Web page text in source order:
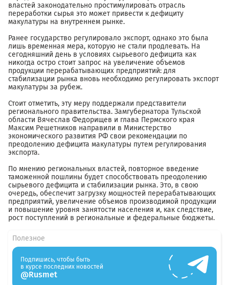
властей законодательно простимулировать отрасль
переработки сырья это может привести к дефициту
макулатуры на внутреннем рынке.
Ранее государство регулировало экспорт, однако это была
лишь временная мера, которую не стали продлевать. На
сегодняшний день в условиях сырьевого дефицита как
никогда остро стоит запрос на увеличение объемов
продукции перерабатывающих предприятий: для
стабилизации рынка вновь необходимо регулировать экспорт
макулатуры за рубеж.
Стоит отметить, эту меру поддержали представители
регионального правительства. Замгубернатора Тульской
области Вячеслав Федорищев и глава Пермского края
Максим Решетников направили в Министерство
экономического развития РФ свои рекомендации по
преодолению дефицита макулатуры путем регулирования
экспорта.
По мнению региональных властей, повторное введение
таможенной пошлины будет способствовать преодолению
сырьевого дефицита и стабилизации рынка. Это, в свою
очередь, обеспечит загрузку мощностей перерабатывающих
предприятий, увеличение объемов производимой продукции
и повышение уровня занятости населения и, как следствие,
рост поступлений в региональные и федеральные бюджеты.
Полезное
Подпишись, чтобы быть
в курсе последних новостей
@Rusmet